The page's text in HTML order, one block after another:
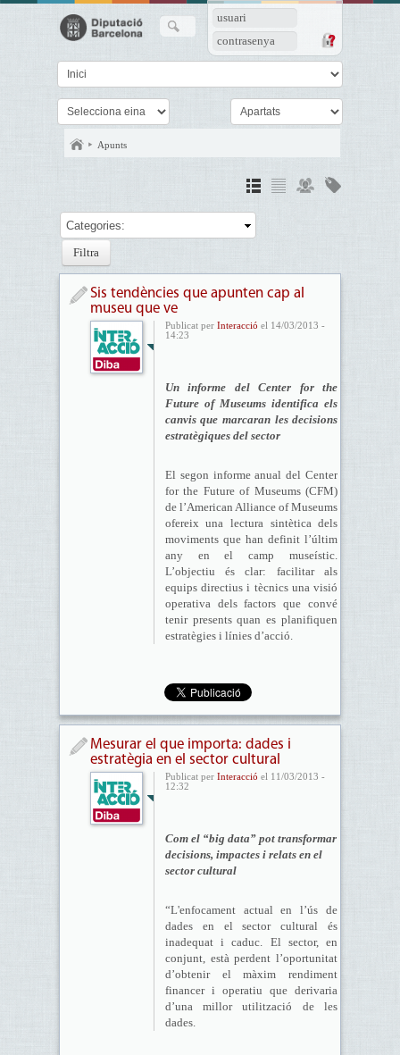
usuari
contrasenya
Apunts
Categories:
Sis tendències que apunten cap al
museu que ve
Publicat per Interacció el 14/03/2013 -
14:23
Un informe del Center for the
Future of Museums identifica els
canvis que marcaran les decisions
estratègiques del sector
El segon informe anual del Center
for the Future of Museums (CFM)
de l’American Alliance of Museums
ofereix una lectura sintètica dels
moviments que han definit l’últim
any en el camp museístic.
L’objectiu és clar: facilitar als
equips directius i tècnics una visió
operativa dels factors que convé
tenir presents quan es planifiquen
estratègies i línies d’acció.
Mesurar el que importa: dades i
estratègia en el sector cultural
Publicat per Interacció el 11/03/2013 -
12:32
Com el “big data” pot transformar
decisions, impactes i relats en el
sector cultural
“L'enfocament actual en l’ús de
dades en el sector cultural és
inadequat i caduc. El sector, en
conjunt, està perdent l’oportunitat
d’obtenir el màxim rendiment
financer i operatiu que derivaria
d’una millor utilització de les
dades.